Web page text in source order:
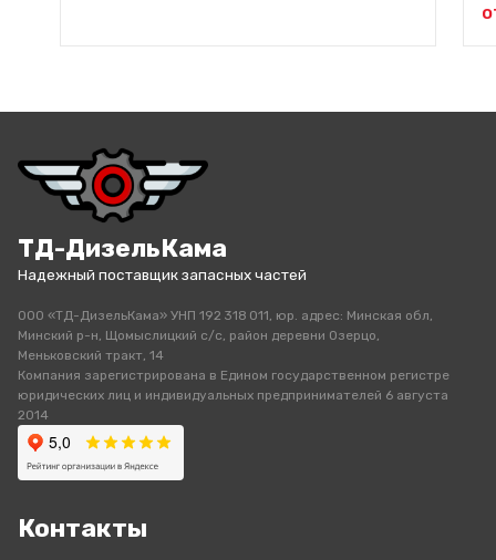
ТД-ДизельКама
Надежный поставщик запасных частей
ООО «ТД-ДизельКама» УНП 192 318 011, юр. адрес: Минская обл,
Минский р-н, Щомыслицкий с/с, район деревни Озерцо,
Меньковский тракт, 14
Компания зарегистрирована в Едином государственном регистре
юридических лиц и индивидуальных предпринимателей 6 августа
2014
Контакты